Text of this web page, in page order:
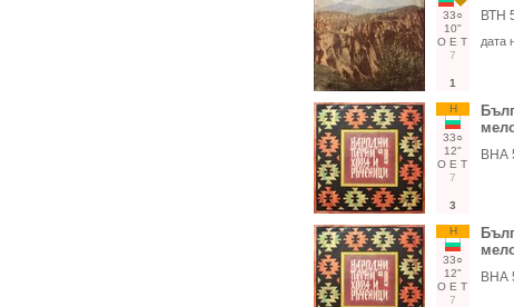
33○
10"
О Е Т
7
1
ВТН
дата
Н
33○
12"
О Е Т
7
3
ВНА
Н
33○
12"
О Е Т
7
ВНА